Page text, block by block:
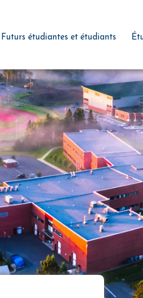
Futurs étudiantes et étudiants